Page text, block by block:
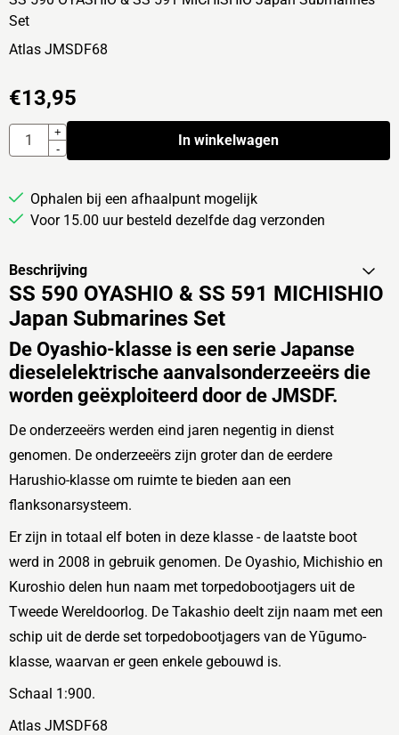
Set
Atlas JMSDF68
€13,95
Aantal
+
-
In winkelwagen
Ophalen bij een afhaalpunt mogelijk
Voor 15.00 uur besteld dezelfde dag verzonden
Beschrijving
SS 590 OYASHIO & SS 591 MICHISHIO
Japan Submarines Set
De Oyashio-klasse is een serie Japanse
dieselelektrische aanvalsonderzeeërs die
worden geëxploiteerd door de JMSDF.
De onderzeeërs werden eind jaren negentig in dienst
genomen. De onderzeeërs zijn groter dan de eerdere
Harushio-klasse om ruimte te bieden aan een
flanksonarsysteem.
Er zijn in totaal elf boten in deze klasse - de laatste boot
werd in 2008 in gebruik genomen. De Oyashio, Michishio en
Kuroshio delen hun naam met torpedobootjagers uit de
Tweede Wereldoorlog. De Takashio deelt zijn naam met een
schip uit de derde set torpedobootjagers van de Yūgumo-
klasse, waarvan er geen enkele gebouwd is.
Schaal 1:900.
Atlas JMSDF68